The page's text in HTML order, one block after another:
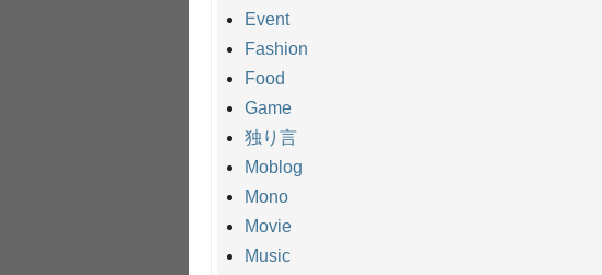
Event
Fashion
Food
Game
独り言
Moblog
Mono
Movie
Music